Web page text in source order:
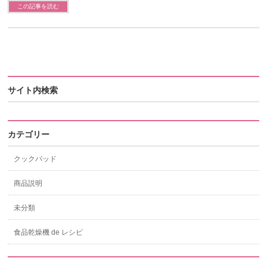
この記事を読む
サイト内検索
カテゴリー
クックパッド
商品説明
未分類
食品乾燥機 de レシピ